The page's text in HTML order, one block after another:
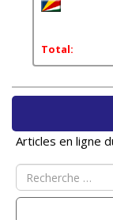
Total:
Articles en ligne